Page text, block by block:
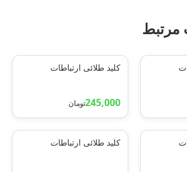
مرتبط
کلید طلائی ارتباطات
245,000تومان
کلید طلائی ارتباطات